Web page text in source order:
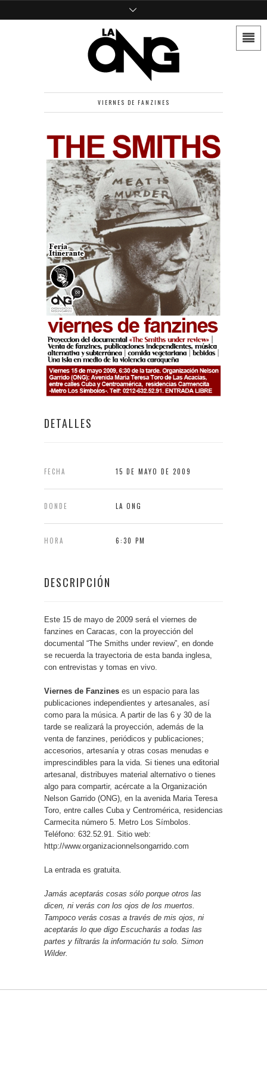
VIERNES DE FANZINES
DETALLES
FECHA 15 DE MAYO DE 2009
DONDE LA ONG
HORA 6:30 PM
DESCRIPCIÓN
Este 15 de mayo de 2009 será el viernes de
fanzines en Caracas, con la proyección del
documental “The Smiths under review”, en donde
se recuerda la trayectoria de esta banda inglesa,
con entrevistas y tomas en vivo.
Viernes de Fanzines es un espacio para las
publicaciones independientes y artesanales, así
como para la música. A partir de las 6 y 30 de la
tarde se realizará la proyección, además de la
venta de fanzines, periódicos y publicaciones;
accesorios, artesanía y otras cosas menudas e
imprescindibles para la vida. Si tienes una editorial
artesanal, distribuyes material alternativo o tienes
algo para compartir, acércate a la Organización
Nelson Garrido (ONG), en la avenida Maria Teresa
Toro, entre calles Cuba y Centromérica, residencias
Carmecita número 5. Metro Los Símbolos.
Teléfono: 632.52.91. Sitio web:
http://www.organizacionnelsongarrido.com
La entrada es gratuita.
Jamás aceptarás cosas sólo porque otros las
dicen, ni verás con los ojos de los muertos.
Tampoco verás cosas a través de mis ojos, ni
aceptarás lo que digo Escucharás a todas las
partes y filtrarás la información tu solo. Simon
Wilder.